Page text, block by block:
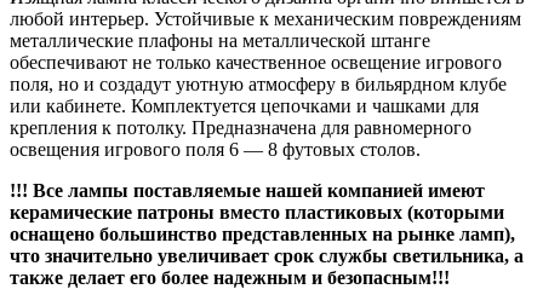
любой интерьер. Устойчивые к механическим повреждениям
металлические плафоны на металлической штанге
обеспечивают не только качественное освещение игрового
поля, но и создадут уютную атмосферу в бильярдном клубе
или кабинете. Комплектуется цепочками и чашками для
крепления к потолку. Предназначена для равномерного
освещения игрового поля 6 — 8 футовых столов.
!!! Все лампы поставляемые нашей компанией имеют
керамические патроны вместо пластиковых (которыми
оснащено большинство представленных на рынке ламп),
что значительно увеличивает срок службы светильника, а
также делает его более надежным и безопасным!!!